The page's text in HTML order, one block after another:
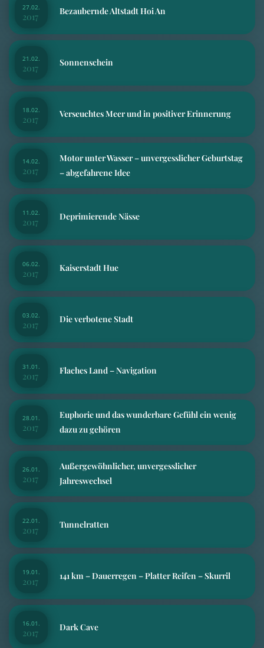
27.02.
2017 Bezaubernde Altstadt Hoi An
21.02.
2017 Sonnenschein
18.02.
2017 Verseuchtes Meer und in positiver Erinnerung
14.02.
2017
Motor unter Wasser – unvergesslicher Geburtstag
– abgefahrene Idee
11.02.
2017 Deprimierende Nässe
06.02.
2017 Kaiserstadt Hue
03.02.
2017 Die verbotene Stadt
31.01.
2017 Flaches Land – Navigation
28.01.
2017
Euphorie und das wunderbare Gefühl ein wenig
dazu zu gehören
26.01.
2017
Außergewöhnlicher, unvergesslicher
Jahreswechsel
22.01.
2017 Tunnelratten
19.01.
2017 141 km – Dauerregen – Platter Reifen – Skurril
16.01.
2017 Dark Cave